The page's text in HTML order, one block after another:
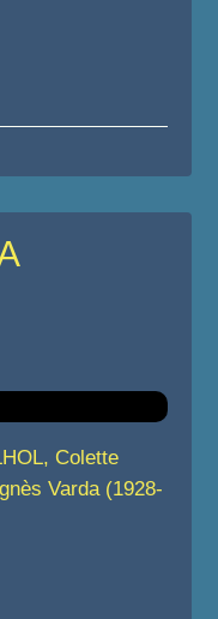
Colette
Varda (1928-